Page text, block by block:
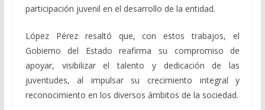
participación juvenil en el desarrollo de la entidad.
López Pérez resaltó que, con estos trabajos, el
Gobierno del Estado reafirma su compromiso de
apoyar, visibilizar el talento y dedicación de las
juventudes, al impulsar su crecimiento integral y
reconocimiento en los diversos ámbitos de la sociedad.